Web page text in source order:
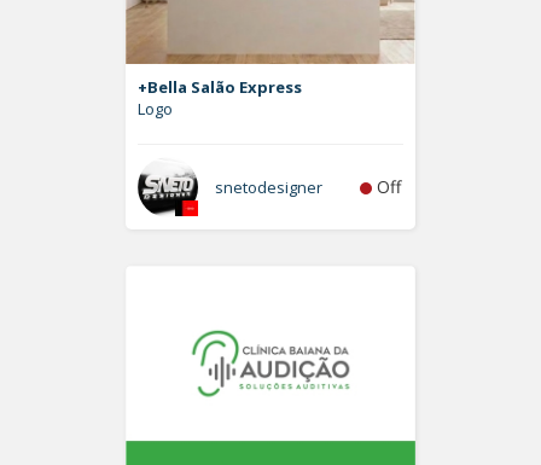
+Bella Salão Express
Logo
snetodesigner Off